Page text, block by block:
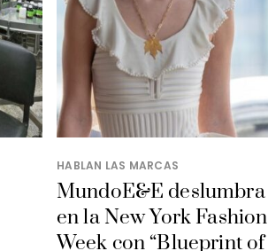
HABLAN LAS MARCAS
MundoE&E deslumbra
en la New York Fashion
Week con “Blueprint of